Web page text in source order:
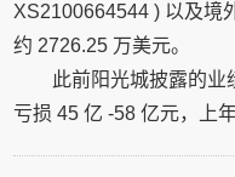
XS2100664544 ) 以及境
约 2726.25 万美元。
此前阳光城披露的
亏损 45 亿 -58 亿元，上